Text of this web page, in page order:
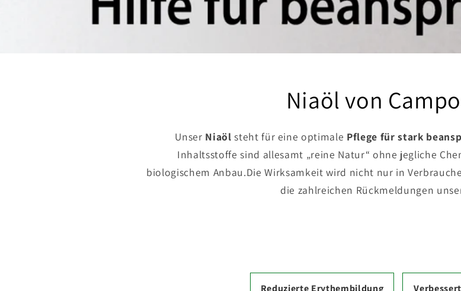
Niaöl von
Unser Niaöl steht für eine optimale Pflege für stark
Inhaltsstoffe sind allesamt „reine Natur“ ohne jegliche
biologischem Anbau.Die Wirksamkeit wird nicht nur in
die zahlreichen Rückmeldungen